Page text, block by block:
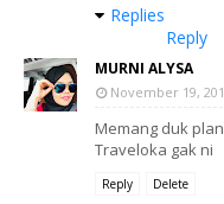
Replies
Reply
MURNI ALYSA
November 19,
Memang duk
Traveloka gak ni
Reply Delete